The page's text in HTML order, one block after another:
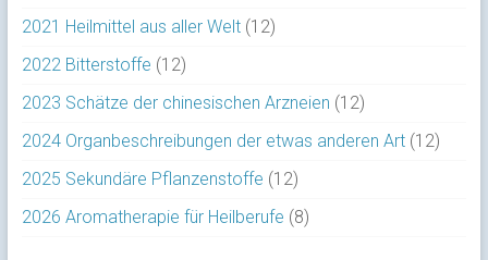
2021 Heilmittel aus aller Welt(12)
2022 Bitterstoffe (12)
2023 Schätze der chinesischen Arzneien (12)
2024 Organbeschreibungen der etwas anderen Art(12)
2025 Sekundäre Pflanzenstoffe (12)
2026 Aromatherapie für Heilberufe (8)